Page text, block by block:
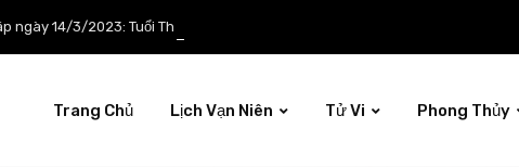
ngày 14/3/2023: Tuổi Thìn công việc tươi sáng
Trang Chủ Lịch Vạn Niên Tử Vi Phong Thủy